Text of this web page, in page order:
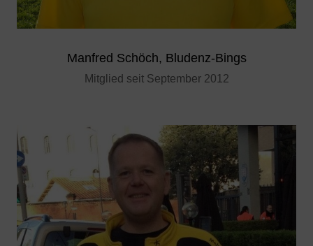
Manfred Schöch, Bludenz-Bings
Mitglied seit September 2012